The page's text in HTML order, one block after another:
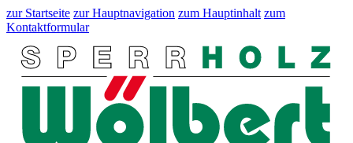
zur Startseite zur Hauptnavigation zum Hauptinhalt zum
Kontaktformular